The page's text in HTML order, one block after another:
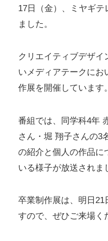
17日（金）、ミヤギ
ました。
クリエイティブデザ
いメディアテークにお
作展を開催しています。
番組では、同学科4年
さん・堀 翔子さんの3
の紹介と個人の作品に
いる様子が放送されま
卒業制作展は、明日21
すので、ぜひご来場く